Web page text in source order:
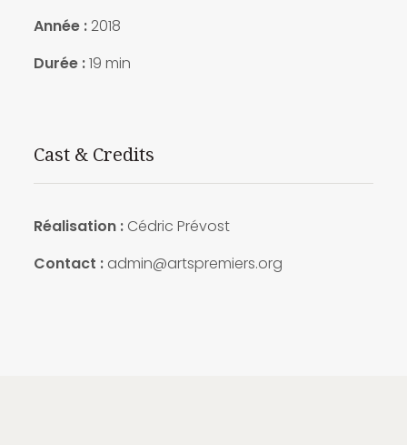
Année : 2018
Durée :19 min
Cast & Credits
Réalisation : Cédric Prévost
Contact :admin@artspremiers.org